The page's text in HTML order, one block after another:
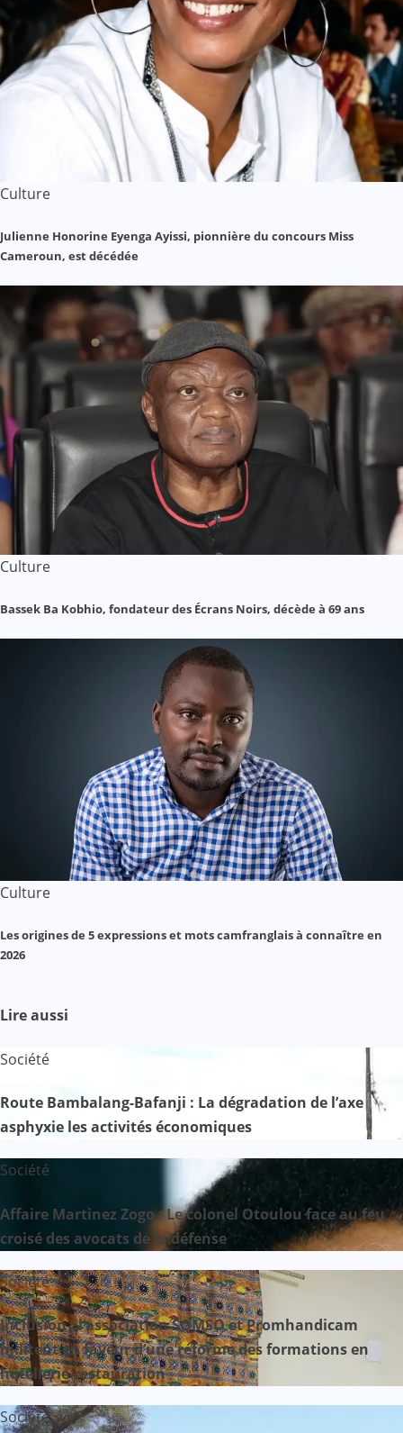
Culture
Julienne Honorine Eyenga Ayissi, pionnière du concours Miss
Cameroun, est décédée
Culture
Bassek Ba Kobhio, fondateur des Écrans Noirs, décède à 69 ans
Culture
Les origines de 5 expressions et mots camfranglais à connaître en
2026
Lire aussi
Société
Route Bambalang-Bafanji : La dégradation de l’axe
asphyxie les activités économiques
Société
Affaire Martinez Zogo : Le colonel Otoulou face au feu
croisé des avocats de la défense
Société
Inclusion : l’association SOMSO et Promhandicam
militent en faveur d’une réforme des formations en
hôtellerie-restauration
Société